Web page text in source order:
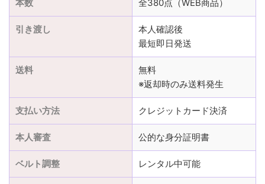
本数 全380点（WEB商品）
引き渡し
本人確認後
最短即日発送
送料
無料
※返却時のみ送料発生
支払い方法 クレジットカード決済
本人審査 公的な身分証明書
ベルト調整 レンタル中可能